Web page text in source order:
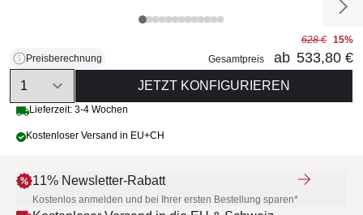
Preisberechnung
628 € 15%
Gesamtpreis
ab 533,80 €
Quantity
JETZT KONFIGURIEREN
Lieferzeit: 3-4 Wochen
Kostenloser Versand in EU+CH
11% Newsletter-Rabatt
Kostenlos anmelden und bei Ihrer ersten Bestellung sparen*